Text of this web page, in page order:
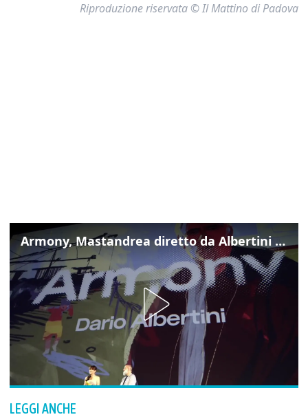
Riproduzione riservata © Il Mattino di Padova
Armony, Mastandrea diretto da Albertini presenta la sua famiglia diversa ma felice
LEGGI ANCHE